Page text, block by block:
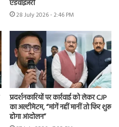
एडवाइजरी
28 July 2026 - 2:46 PM
प्रदर्शनकारियों पर कार्रवाई को लेकर CJP
का अल्टीमेटम, “मांगें नहीं मानीं तो फिर शुरू
होगा आंदोलन”